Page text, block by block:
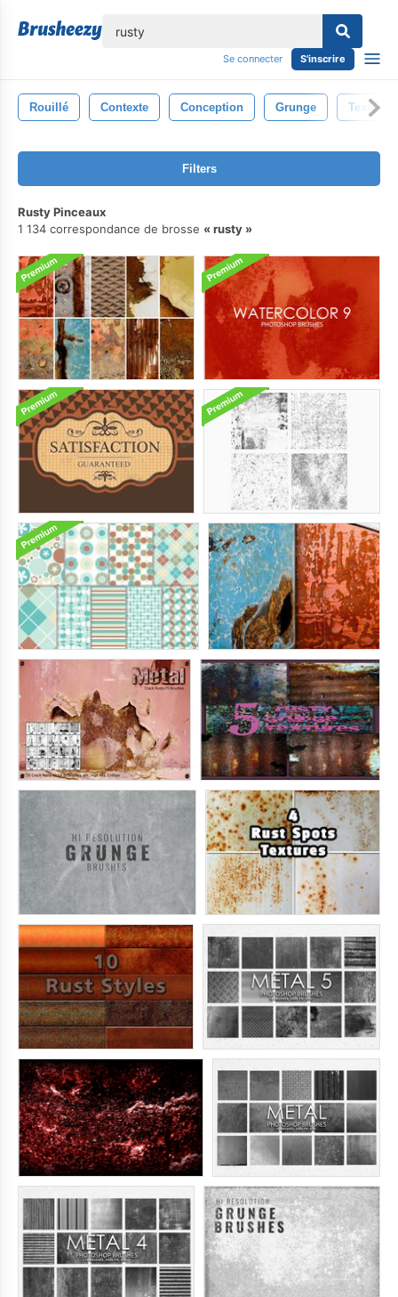
Se connecter S'inscrire
Rouillé Contexte Conception Grunge Texturé
Filters
Rusty Pinceaux
1 134 correspondance de brosse
rusty